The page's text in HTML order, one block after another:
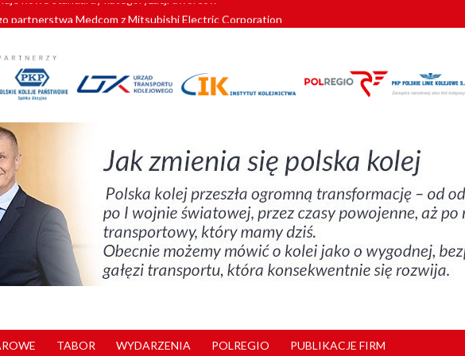
partnerstwa Medcom z Mitsubishi Electric Corporation
znów szuka dostawcy nowych EZT
kolejowych w północnej Wielkopolsce. Łatwiejsze dojazdy do pracy i szkoły
nowe standardy kategoryzacji dworców
TABOR WYDARZENIA POLREGIO PUBLIKACJE FIRM